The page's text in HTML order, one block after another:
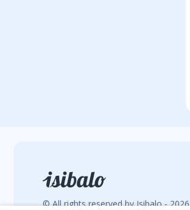
© All rights reserved by Isibalo - 2026